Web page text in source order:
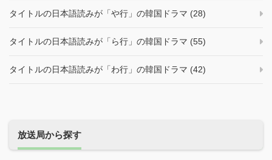
タイトルの日本語読みが「や行」の韓国ドラマ (28)
タイトルの日本語読みが「ら行」の韓国ドラマ (55)
タイトルの日本語読みが「わ行」の韓国ドラマ (42)
放送局から探す